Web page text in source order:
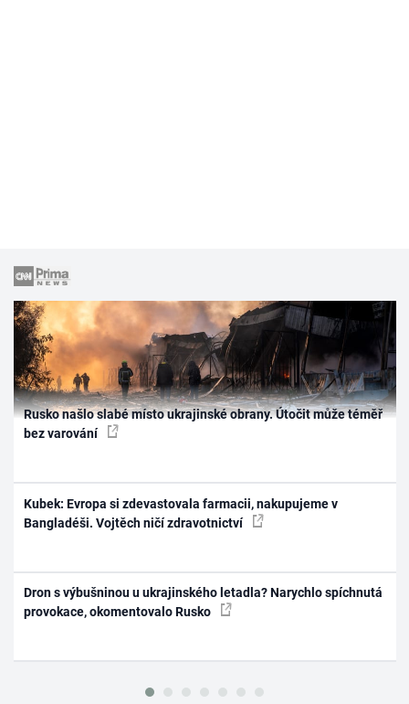
Rusko našlo slabé místo ukrajinské obrany. Útočit může téměř
bez varování
Kubek: Evropa si zdevastovala farmacii, nakupujeme v
Bangladéši. Vojtěch ničí zdravotnictví
Dron s výbušninou u ukrajinského letadla? Narychlo spíchnutá
provokace, okomentovalo Rusko